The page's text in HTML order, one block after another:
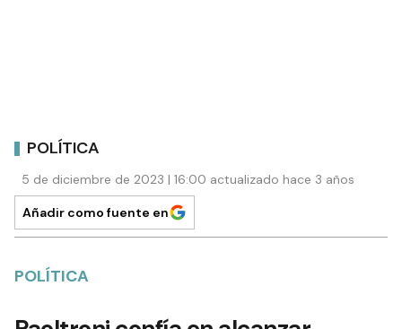
POLÍTICA
5 de diciembre de 2023 | 16:00 actualizado hace 3 años
Añadir como fuente en
POLÍTICA